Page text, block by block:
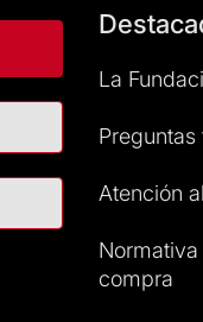
La
Atención
compra